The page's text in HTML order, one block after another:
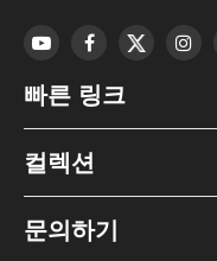
빠른 링크
컬렉션
문의하기